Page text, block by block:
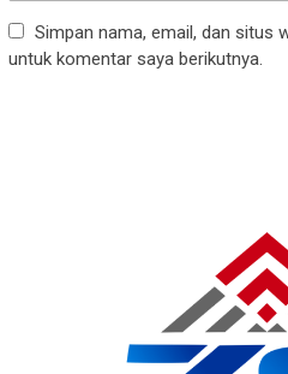
Simpan nama, email, dan situs
untuk komentar saya berikutnya.